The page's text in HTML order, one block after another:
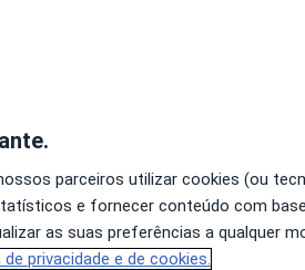
Amanhã
8 Ago
Dom,
9 Ago 10 Ago
parceiros utilizar cookies (ou
e fornecer conteúdo com
as suas preferências a qualquer
privacidade e de cookies.